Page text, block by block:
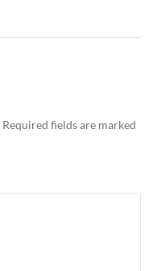
Required fields are marked